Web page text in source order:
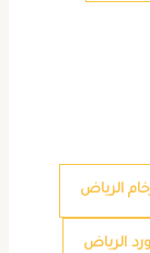
الرياض
الرياض